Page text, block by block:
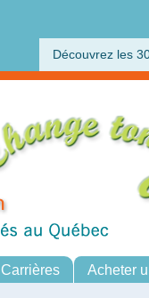
Découvrez les
Carrières Acheter